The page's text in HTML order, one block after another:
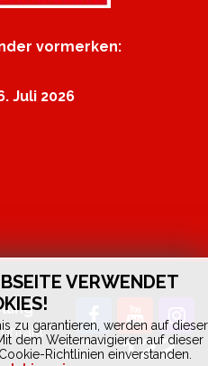
vormerken:
Juli 2026
VERWENDET
zu garantieren, werden auf dieser
dem Weiternavigieren auf dieser
Richtlinien einverstanden.
122
byfedia.at